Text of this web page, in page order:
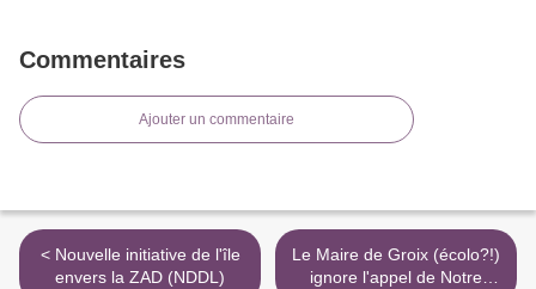
Commentaires
Ajouter un commentaire
< Nouvelle initiative de l'île
envers la ZAD (NDDL)
Le Maire de Groix (écolo?!)
ignore l'appel de Notre